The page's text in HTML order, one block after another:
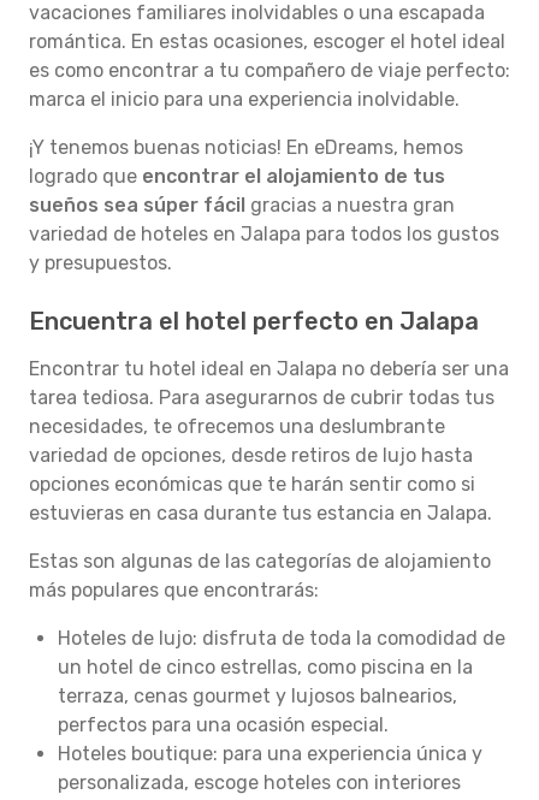
vacaciones familiares inolvidables o una escapada
romántica. En estas ocasiones, escoger el hotel ideal
es como encontrar a tu compañero de viaje perfecto:
marca el inicio para una experiencia inolvidable.
¡Y tenemos buenas noticias! En eDreams, hemos
logrado que encontrar el alojamiento de tus
sueños sea súper fácil gracias a nuestra gran
variedad de hoteles en Jalapa para todos los gustos
y presupuestos.
Encuentra el hotel perfecto en Jalapa
Encontrar tu hotel ideal en Jalapa no debería ser una
tarea tediosa. Para asegurarnos de cubrir todas tus
necesidades, te ofrecemos una deslumbrante
variedad de opciones, desde retiros de lujo hasta
opciones económicas que te harán sentir como si
estuvieras en casa durante tus estancia en Jalapa.
Estas son algunas de las categorías de alojamiento
más populares que encontrarás:
Hoteles de lujo: disfruta de toda la comodidad de
un hotel de cinco estrellas, como piscina en la
terraza, cenas gourmet y lujosos balnearios,
perfectos para una ocasión especial.
Hoteles boutique: para una experiencia única y
personalizada, escoge hoteles con interiores